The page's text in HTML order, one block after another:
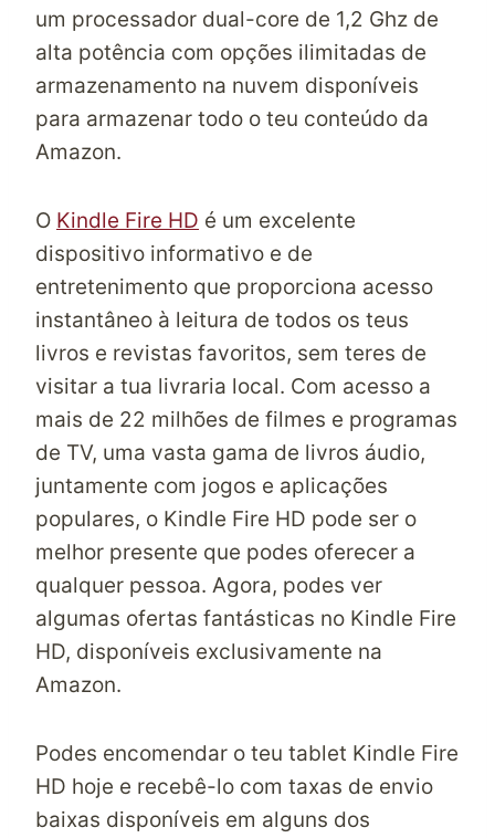
um processador dual-core de 1,2 Ghz de
alta potência com opções ilimitadas de
armazenamento na nuvem disponíveis
para armazenar todo o teu conteúdo da
Amazon.
O Kindle Fire HD é um excelente
dispositivo informativo e de
entretenimento que proporciona acesso
instantâneo à leitura de todos os teus
livros e revistas favoritos, sem teres de
visitar a tua livraria local. Com acesso a
mais de 22 milhões de filmes e programas
de TV, uma vasta gama de livros áudio,
juntamente com jogos e aplicações
populares, o Kindle Fire HD pode ser o
melhor presente que podes oferecer a
qualquer pessoa. Agora, podes ver
algumas ofertas fantásticas no Kindle Fire
HD, disponíveis exclusivamente na
Amazon.
Podes encomendar o teu tablet Kindle Fire
HD hoje e recebê-lo com taxas de envio
baixas disponíveis em alguns dos